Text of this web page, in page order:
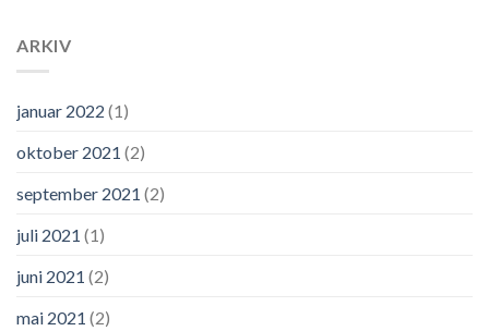
ARKIV
januar 2022 (1)
oktober 2021 (2)
september 2021 (2)
juli 2021 (1)
juni 2021 (2)
mai 2021 (2)